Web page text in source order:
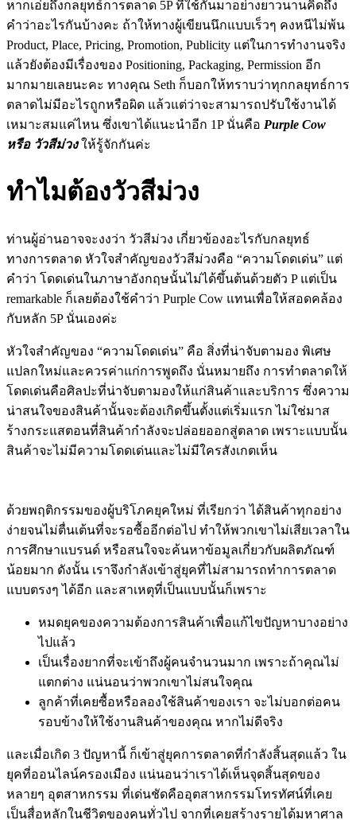
หากเอ่ยถึงกลยุทธ์การตลาด 5P ที่ใช้กันมาอย่างยาวนานคิดถึง
คำว่าอะไรกันบ้างคะ ถ้าให้ทางผู้เขียนนึกแบบเร็วๆ คงหนีไม่พ้น
Product, Place, Pricing, Promotion, Publicity แต่ในการทำงานจริง
แล้วยังต้องมีเรื่องของ Positioning, Packaging, Permission อีก
มากมายเลยนะคะ ทางคุณ Seth ก็บอกให้ทราบว่าทุกกลยุทธ์การ
ตลาดไม่มีอะไรถูกหรือผิด แล้วแต่ว่าจะสามารถปรับใช้งานได้
เหมาะสมแค่ไหน ซึ่งเขาได้แนะนำอีก 1P นั่นคือ Purple Cow
หรือ วัวสีม่วงให้รู้จักกันค่ะ
ทำไมต้องวัวสีม่วง
ท่านผู้อ่านอาจจะงงว่า วัวสีม่วง เกี่ยวข้องอะไรกับกลยุทธ์
ทางการตลาด หัวใจสำคัญของวัวสีม่วงคือ “ความโดดเด่น” แต่
คำว่า โดดเด่นในภาษาอังกฤษนั้นไม่ได้ขึ้นต้นด้วยตัว P แต่เป็น
remarkable ก็เลยต้องใช้คำว่า Purple Cow แทนเพื่อให้สอดคล้อง
กับหลัก 5P นั่นเองค่ะ
หัวใจสำคัญของ “ความโดดเด่น” คือ สิ่งที่น่าจับตามอง พิเศษ
แปลกใหม่และควรค่าแก่การพูดถึง นั่นหมายถึง การทำตลาดให้
โดดเด่นคือศิลปะที่น่าจับตามองให้แก่สินค้าและบริการ ซึ่งความ
น่าสนใจของสินค้านั้นจะต้องเกิดขึ้นตั้งแต่เริ่มแรก ไม่ใช่มาส
ร้างกระแสตอนที่สินค้ากำลังจะปล่อยออกสู่ตลาด เพราะแบบนั้น
สินค้าจะไม่มีความโดดเด่นและไม่มีใครสังเกตเห็น
ด้วยพฤติกรรมของผู้บริโภคยุคใหม่ ที่เรียกว่า ได้สินค้าทุกอย่าง
ง่ายจนไม่ตื่นเต้นที่จะรอซื้ออีกต่อไป ทำให้พวกเขาไม่เสียเวลาใน
การศึกษาแบรนด์ หรือสนใจจะค้นหาข้อมูลเกี่ยวกับผลิตภัณฑ์
น้อยมาก ดังนั้น เราจึงกำลังเข้าสู่ยุคที่ไม่สามารถทำการตลาด
แบบตรงๆ ได้อีก และสาเหตุที่เป็นแบบนั้นก็เพราะ
หมดยุคของความต้องการสินค้าเพื่อแก้ไขปัญหาบางอย่าง
ไปแล้ว
เป็นเรื่องยากที่จะเข้าถึงผู้คนจำนวนมาก เพราะถ้าคุณไม่
แตกต่าง แน่นอนว่าพวกเขาไม่สนใจคุณ
ลูกค้าที่เคยซื้อหรือลองใช้สินค้าของเรา จะไม่บอกต่อคน
รอบข้างให้ใช้งานสินค้าของคุณ หากไม่ดีจริง
และเมื่อเกิด 3 ปัญหานี้ ก็เข้าสู่ยุคการตลาดที่กำลังสิ้นสุดแล้ว ใน
ยุคที่ออนไลน์ครองเมือง แน่นอนว่าเราได้เห็นจุดสิ้นสุดของ
หลายๆ อุตสาหกรรม ที่เด่นชัดคืออุตสาหกรรมโทรทัศน์ที่เคย
เป็นสื่อหลักในชีวิตของคนทั่วไป จากที่เคยสร้างรายได้มหาศาล